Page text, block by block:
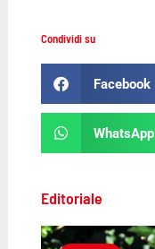
Condividi su
Facebook
WhatsApp
Editoriale